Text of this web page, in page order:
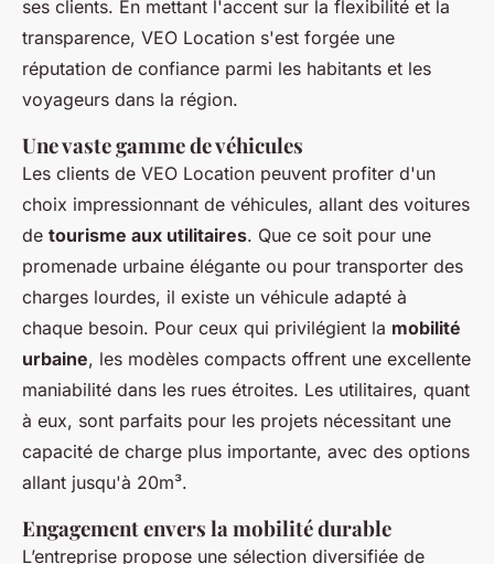
ses clients. En mettant l'accent sur la flexibilité et la
transparence, VEO Location s'est forgée une
réputation de confiance parmi les habitants et les
voyageurs dans la région.
Une vaste gamme de véhicules
Les clients de VEO Location peuvent profiter d'un
choix impressionnant de véhicules, allant des voitures
de tourisme aux utilitaires. Que ce soit pour une
promenade urbaine élégante ou pour transporter des
charges lourdes, il existe un véhicule adapté à
chaque besoin. Pour ceux qui privilégient la mobilité
urbaine, les modèles compacts offrent une excellente
maniabilité dans les rues étroites. Les utilitaires, quant
à eux, sont parfaits pour les projets nécessitant une
capacité de charge plus importante, avec des options
allant jusqu'à 20m³.
Engagement envers la mobilité durable
L’entreprise propose une sélection diversifiée de